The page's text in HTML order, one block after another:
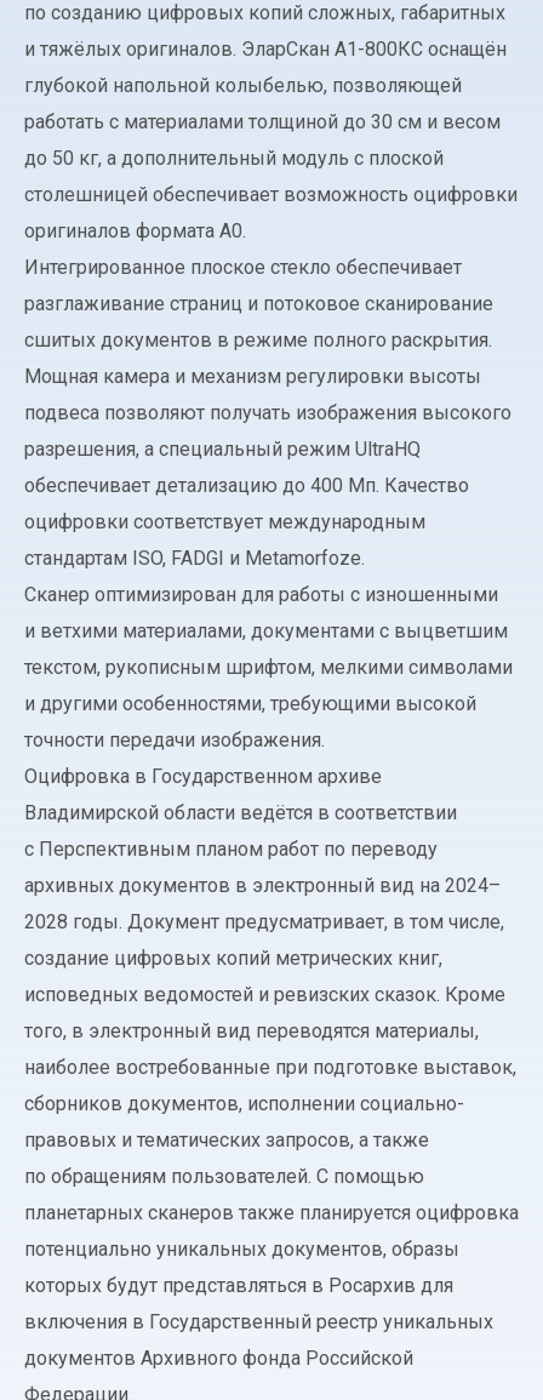
по созданию цифровых копий сложных, габаритных
и тяжёлых оригиналов. ЭларСкан А1-800КС оснащён
глубокой напольной колыбелью, позволяющей
работать с материалами толщиной до 30 см и весом
до 50 кг, а дополнительный модуль с плоской
столешницей обеспечивает возможность оцифровки
оригиналов формата А0.
Интегрированное плоское стекло обеспечивает
разглаживание страниц и потоковое сканирование
сшитых документов в режиме полного раскрытия.
Мощная камера и механизм регулировки высоты
подвеса позволяют получать изображения высокого
разрешения, а специальный режим UltraHQ
обеспечивает детализацию до 400 Мп. Качество
оцифровки соответствует международным
стандартам ISO, FADGI и Metamorfoze.
Сканер оптимизирован для работы с изношенными
и ветхими материалами, документами с выцветшим
текстом, рукописным шрифтом, мелкими символами
и другими особенностями, требующими высокой
точности передачи изображения.
Оцифровка в Государственном архиве
Владимирской области ведётся в соответствии
с Перспективным планом работ по переводу
архивных документов в электронный вид на 2024–
2028 годы. Документ предусматривает, в том числе,
создание цифровых копий метрических книг,
исповедных ведомостей и ревизских сказок. Кроме
того, в электронный вид переводятся материалы,
наиболее востребованные при подготовке выставок,
сборников документов, исполнении социально-
правовых и тематических запросов, а также
по обращениям пользователей. С помощью
планетарных сканеров также планируется оцифровка
потенциально уникальных документов, образы
которых будут представляться в Росархив для
включения в Государственный реестр уникальных
документов Архивного фонда Российской
Федерации.